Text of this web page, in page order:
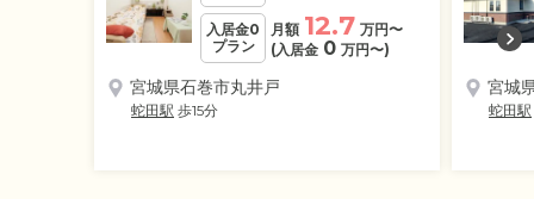
入居金0
プラン
月額 12.7 万円〜
(入居金 0 万円〜)
宮城県石巻市丸井戸
蛇田駅 歩15分
宮城
蛇田駅